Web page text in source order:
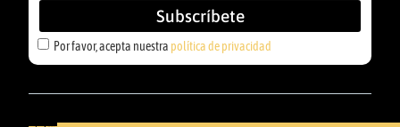
Por favor, acepta nuestra política de privacidad
Subscríbete